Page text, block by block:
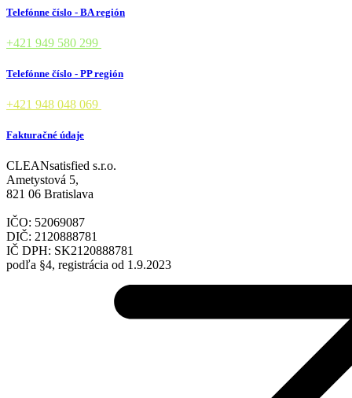
Telefónne číslo - BA región
+421 949 580 299
Telefónne číslo - PP región
+421 948 048 069
Fakturačné údaje
CLEANsatisfied s.r.o.
Ametystová 5,
821 06 Bratislava
IČO: 52069087
DIČ: 2120888781
IČ DPH: SK2120888781
podľa §4, registrácia od 1.9.2023